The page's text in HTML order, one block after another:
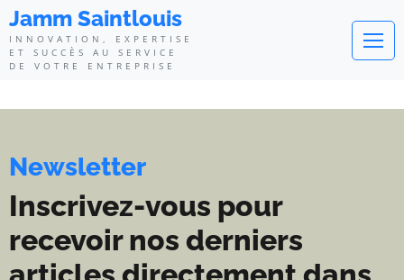
Jamm Saintlouis - Innovation,
Jamm Saintlouis
INNOVATION, EXPERTISE
ET SUCCÈS AU SERVICE
DE VOTRE ENTREPRISE
Newsletter
Inscrivez-vous pour
recevoir nos derniers